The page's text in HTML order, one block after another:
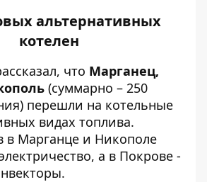
альтернативных
котелен
что Марганец,
(суммарно – 250
перешли на котельные
видах топлива.
в Марганце и Никополе
а в Покрове -